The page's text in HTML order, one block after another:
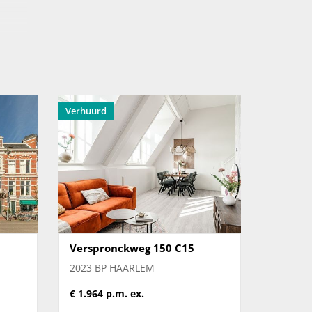
Verhuurd
Verspronckweg 150 C15
2023 BP HAARLEM
€ 1.964 p.m. ex.